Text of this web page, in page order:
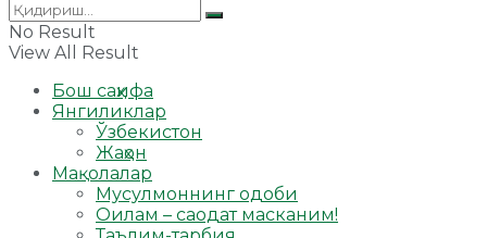
No Result
View All Result
Бош саҳифа
Янгиликлар
Ўзбекистон
Жаҳон
Мақолалар
Мусулмоннинг одоби
Оилам – саодат масканим!